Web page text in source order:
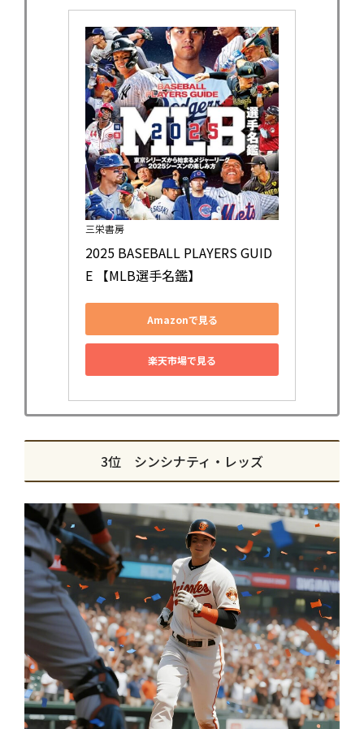
三栄書房
2025 BASEBALL PLAYERS GUID
E 【MLB選手名鑑】
Amazonで見る
楽天市場で見る
3位 シンシナティ・レッズ